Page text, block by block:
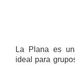
La Plana es
ideal para